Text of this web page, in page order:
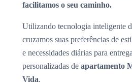
facilitamos o seu caminho.
Utilizando tecnologia inteligente
cruzamos suas preferências de
e necessidades diárias para
personalizadas de apartamento
Vida.